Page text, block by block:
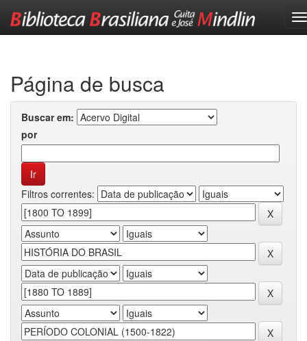
Página de busca
Buscar em:
por
Filtros correntes: